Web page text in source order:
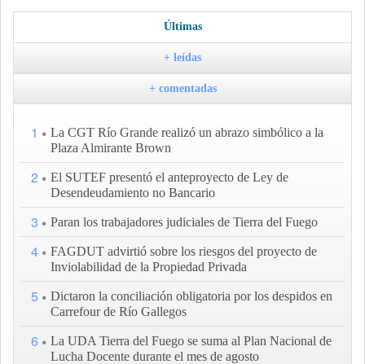
Últimas
+ leídas
+ comentadas
1
La CGT Río Grande realizó un abrazo simbólico a la
Plaza Almirante Brown
2
El SUTEF presentó el anteproyecto de Ley de
Desendeudamiento no Bancario
3 Paran los trabajadores judiciales de Tierra del Fuego
4
FAGDUT advirtió sobre los riesgos del proyecto de
Inviolabilidad de la Propiedad Privada
5
Dictaron la conciliación obligatoria por los despidos en
Carrefour de Río Gallegos
6
La UDA Tierra del Fuego se suma al Plan Nacional de
Lucha Docente durante el mes de agosto